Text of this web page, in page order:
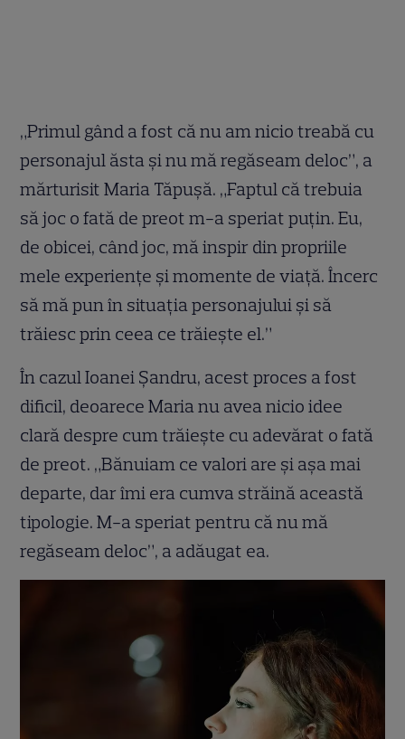
„Primul gând a fost că nu am nicio treabă cu
personajul ăsta și nu mă regăseam deloc”, a
mărturisit Maria Tăpușă. „Faptul că trebuia
să joc o fată de preot m-a speriat puțin. Eu,
de obicei, când joc, mă inspir din propriile
mele experiențe și momente de viață. Încerc
să mă pun în situația personajului și să
trăiesc prin ceea ce trăiește el.”
În cazul Ioanei Șandru, acest proces a fost
dificil, deoarece Maria nu avea nicio idee
clară despre cum trăiește cu adevărat o fată
de preot. „Bănuiam ce valori are și așa mai
departe, dar îmi era cumva străină această
tipologie. M-a speriat pentru că nu mă
regăseam deloc”, a adăugat ea.